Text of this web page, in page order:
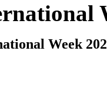
Week